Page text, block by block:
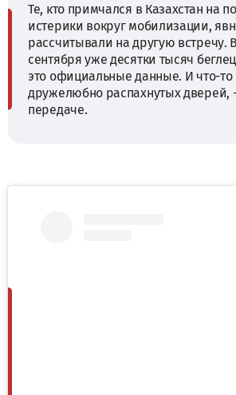
Те, кто примчался в Казахстан на
истерики вокруг мобилизации,
рассчитывали на другую встречу.
сентября уже десятки тысяч
это официальные данные. И что-то
дружелюбно распахнутых дверей,
передаче.